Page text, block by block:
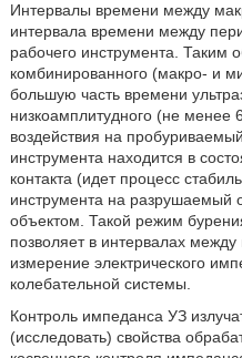
Интервалы времени между
интервала времени между
рабочего инструмента. Таким
комбинированного (макро- и
большую часть времени
низкоамплитудного (не менее
воздействия на
инструмента находится в
контакта (идет процесс
инструмента на разрушаемый
объектом. Такой режим
позволяет в интервалах
измерение электрического
колебательной системы.
Контроль импеданса УЗ
(исследовать) свойства